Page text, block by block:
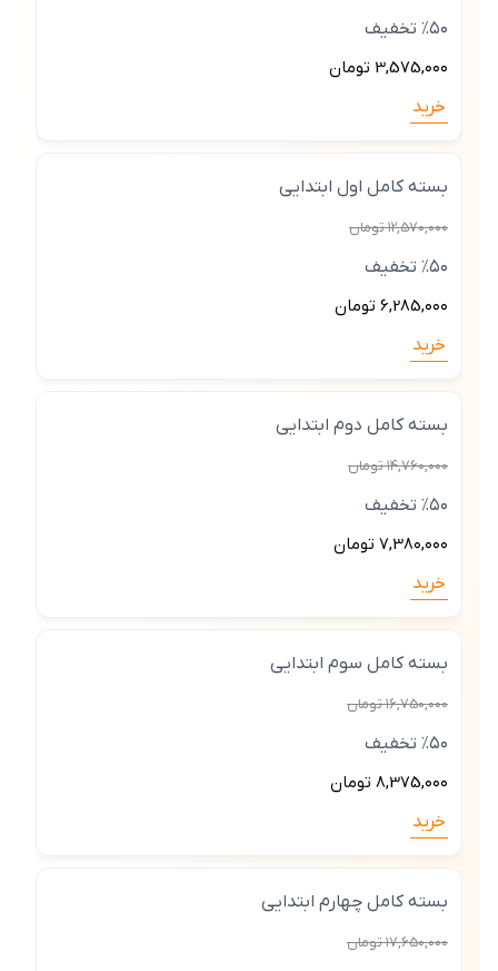
٪۵۰ تخفیف
3,575,۰۰۰ تومان
خرید
بسته کامل اول ابتدایی
۱2,57۰,۰۰۰ تومان
٪۵۰ تخفیف
6,285,۰۰۰ تومان
خرید
بسته کامل دوم ابتدایی
۱4,76۰,۰۰۰ تومان
٪۵۰ تخفیف
7,38۰,۰۰۰ تومان
خرید
بسته کامل سوم ابتدایی
۱6,75۰,۰۰۰ تومان
٪۵۰ تخفیف
8,375,۰۰۰ تومان
خرید
بسته کامل چهارم ابتدایی
۱7,65۰,۰۰۰ تومان